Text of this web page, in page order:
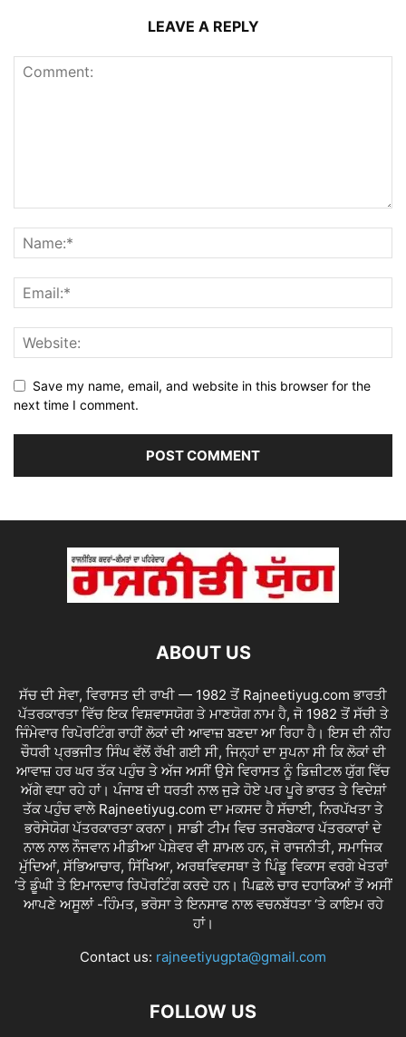
LEAVE A REPLY
Save my name, email, and website in this browser for the
next time I comment.
ABOUT US
ਸੱਚ ਦੀ ਸੇਵਾ, ਵਿਰਾਸਤ ਦੀ ਰਾਖੀ — 1982 ਤੋਂ Rajneetiyug.com ਭਾਰਤੀ
ਪੱਤਰਕਾਰਤਾ ਵਿੱਚ ਇਕ ਵਿਸ਼ਵਾਸਯੋਗ ਤੇ ਮਾਣਯੋਗ ਨਾਮ ਹੈ, ਜੋ 1982 ਤੋਂ ਸੱਚੀ ਤੇ
ਜਿੰਮੇਵਾਰ ਰਿਪੋਰਟਿੰਗ ਰਾਹੀਂ ਲੋਕਾਂ ਦੀ ਆਵਾਜ਼ ਬਣਦਾ ਆ ਰਿਹਾ ਹੈ। ਇਸ ਦੀ ਨੀਂਹ
ਚੌਧਰੀ ਪ੍ਰਭਜੀਤ ਸਿੰਘ ਵੱਲੋਂ ਰੱਖੀ ਗਈ ਸੀ, ਜਿਨ੍ਹਾਂ ਦਾ ਸੁਪਨਾ ਸੀ ਕਿ ਲੋਕਾਂ ਦੀ
ਆਵਾਜ਼ ਹਰ ਘਰ ਤੱਕ ਪਹੁੰਚ ਤੇ ਅੱਜ ਅਸੀਂ ਉਸੇ ਵਿਰਾਸਤ ਨੂੰ ਡਿਜ਼ੀਟਲ ਯੁੱਗ ਵਿੱਚ
ਅੱਗੇ ਵਧਾ ਰਹੇ ਹਾਂ। ਪੰਜਾਬ ਦੀ ਧਰਤੀ ਨਾਲ ਜੁੜੇ ਹੋਏ ਪਰ ਪੂਰੇ ਭਾਰਤ ਤੇ ਵਿਦੇਸ਼ਾਂ
ਤੱਕ ਪਹੁੰਚ ਵਾਲੇ Rajneetiyug.com ਦਾ ਮਕਸਦ ਹੈ ਸੱਚਾਈ, ਨਿਰਪੱਖਤਾ ਤੇ
ਭਰੋਸੇਯੋਗ ਪੱਤਰਕਾਰਤਾ ਕਰਨਾ। ਸਾਡੀ ਟੀਮ ਵਿਚ ਤਜਰਬੇਕਾਰ ਪੱਤਰਕਾਰਾਂ ਦੇ
ਨਾਲ ਨਾਲ ਨੌਜਵਾਨ ਮੀਡੀਆ ਪੇਸ਼ੇਵਰ ਵੀ ਸ਼ਾਮਲ ਹਨ, ਜੋ ਰਾਜਨੀਤੀ, ਸਮਾਜਿਕ
ਮੁੱਦਿਆਂ, ਸੱਭਿਆਚਾਰ, ਸਿੱਖਿਆ, ਅਰਥਵਿਵਸਥਾ ਤੇ ਪਿੰਡੂ ਵਿਕਾਸ ਵਰਗੇ ਖੇਤਰਾਂ
‘ਤੇ ਡੂੰਘੀ ਤੇ ਇਮਾਨਦਾਰ ਰਿਪੋਰਟਿੰਗ ਕਰਦੇ ਹਨ। ਪਿਛਲੇ ਚਾਰ ਦਹਾਕਿਆਂ ਤੋਂ ਅਸੀਂ
ਆਪਣੇ ਅਸੂਲਾਂ -ਹਿੰਮਤ, ਭਰੋਸਾ ਤੇ ਇਨਸਾਫ ਨਾਲ ਵਚਨਬੱਧਤਾ ‘ਤੇ ਕਾਇਮ ਰਹੇ
ਹਾਂ।
Contact us: rajneetiyugpta@gmail.com
FOLLOW US